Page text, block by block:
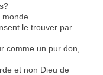
le trouver par
comme un pur don,
et non Dieu de